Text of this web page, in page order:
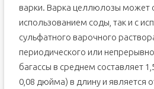
варки. Варка целлюлозы может
использованием соды, так и с
сульфатного варочного
периодического или
багассы в среднем составляет
0,08 дюйма) в длину и является